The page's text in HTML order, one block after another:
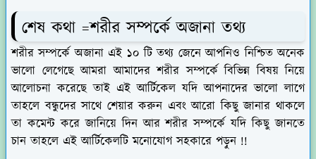
শেষ কথা =শরীর সম্পর্কে অজানা তথ্য
শরীর সম্পর্কে অজানা এই ১০ টি তথ্য জেনে আপনিও নিশ্চিত অনেক
ভালো লেগেছে আমরা আমাদের শরীর সম্পর্কে বিভিন্ন বিষয় নিয়ে
আলোচনা করেছে তাই এই আর্টিকেল যদি আপনাদের ভালো লাগে
তাহলে বন্ধুদের সাথে শেয়ার করুন এবং আরো কিছু জানার থাকলে
তা কমেন্ট করে জানিয়ে দিন আর শরীর সম্পর্কে যদি কিছু জানতে
চান তাহলে এই আর্টিকেলটি মনোযোগ সহকারে পড়ুন !!